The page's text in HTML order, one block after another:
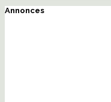
Annonces